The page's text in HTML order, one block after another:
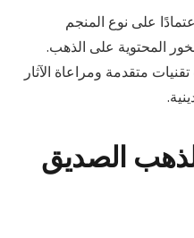
على نوع المنجم
المحتوية على الذهب.
متقدمة ومراعاة الآثار
الصديق